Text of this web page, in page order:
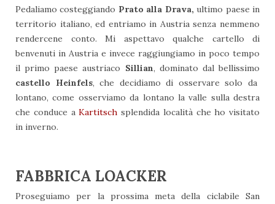
Pedaliamo costeggiando Prato alla Drava, ultimo paese in
territorio italiano, ed entriamo in Austria senza nemmeno
rendercene conto. Mi aspettavo qualche cartello di
benvenuti in Austria e invece raggiungiamo in poco tempo
il primo paese austriaco Sillian, dominato dal bellissimo
castello Heinfels, che decidiamo di osservare solo da
lontano, come osserviamo da lontano la valle sulla destra
che conduce aKartitsch splendida località che ho visitato
in inverno.
FABBRICA LOACKER
Proseguiamo per la prossima meta della ciclabile San